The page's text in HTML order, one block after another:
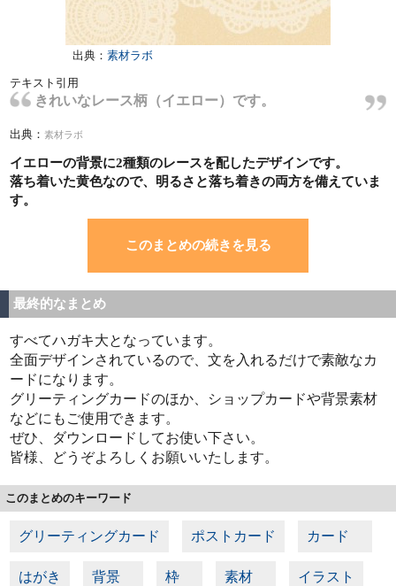
出典： 素材ラボ
テキスト引用
きれいなレース柄（イエロー）です。
出典：素材ラボ
イエローの背景に2種類のレースを配したデザインです。
落ち着いた黄色なので、明るさと落ち着きの両方を備えていま
す。
このまとめの続きを見る
最終的なまとめ
すべてハガキ大となっています。
全面デザインされているので、文を入れるだけで素敵なカ
ードになります。
グリーティングカードのほか、ショップカードや背景素材
などにもご使用できます。
ぜひ、ダウンロードしてお使い下さい。
皆様、どうぞよろしくお願いいたします。
このまとめのキーワード
グリーティングカード ポストカード カード
はがき 背景 枠 素材 イラスト